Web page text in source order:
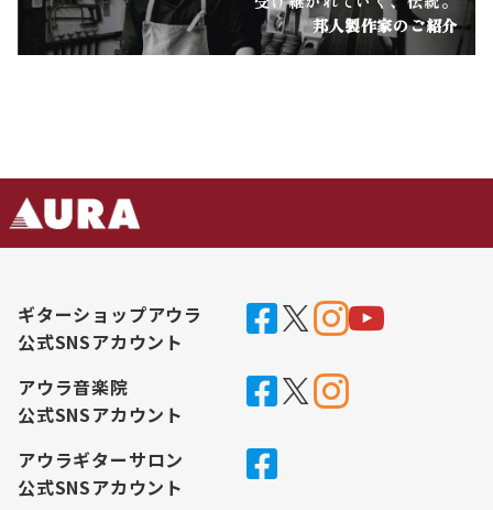
邦人製作家のご紹介
ギターショップアウラ
公式SNSアカウント
アウラ音楽院
公式SNSアカウント
アウラギターサロン
公式SNSアカウント